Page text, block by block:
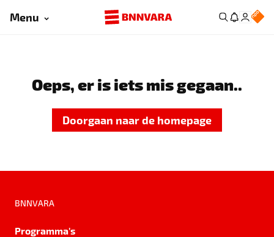
Menu
Oeps, er is iets mis gegaan..
Doorgaan naar de homepage
BNNVARA
Programma's